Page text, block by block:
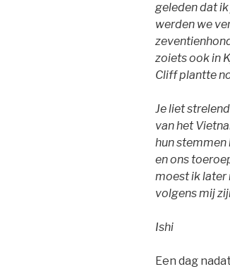
geleden dat
werden we
zoiets ook in
Cliff plantte
Je liet
van het
hun stemmen
en ons
moest ik later
volgens mij
Ishi
Een dag